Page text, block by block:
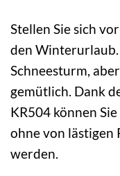
Stellen Sie sich
den
Schneesturm,
gemütlich. Dank
KR504 können
ohne von lästigen
werden.